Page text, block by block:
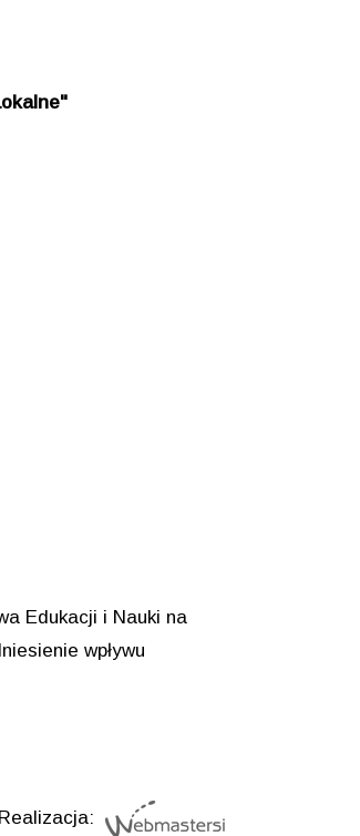
Edukacji i Nauki na
wpływu
Realizacja: